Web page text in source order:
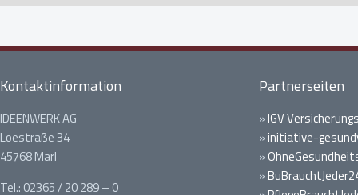
Kontaktinformation
IDEENWERK AG
Loestraße 34
45768 Marl
Tel.: 02365 / 20 289 – 0
Partnerseiten
»IGV
»initiative-
»
»